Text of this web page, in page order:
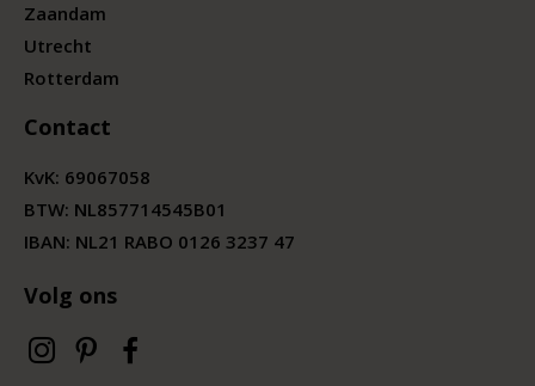
Zaandam
Utrecht
Rotterdam
Contact
KvK: 69067058
BTW: NL857714545B01
IBAN: NL21 RABO 0126 3237 47
Volg ons